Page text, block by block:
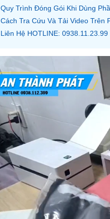
Quy Trình Đóng Gói Khi Dùng
Cách Tra Cứu Và Tải Video Trên
Liên Hệ HOTLINE: